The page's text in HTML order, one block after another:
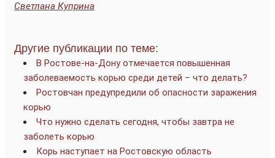
Светлана Куприна
Другие публикации по теме:
В Ростове-на-Дону отмечается повышенная
заболеваемость корью среди детей – что делать?
Ростовчан предупредили об опасности заражения
корью
Что нужно сделать сегодня, чтобы завтра не
заболеть корью
Корь наступает на Ростовскую область